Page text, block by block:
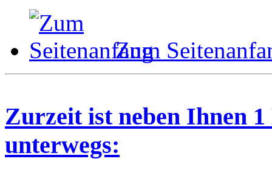
Zum
Zurzeit ist neben Ihnen
unterwegs: